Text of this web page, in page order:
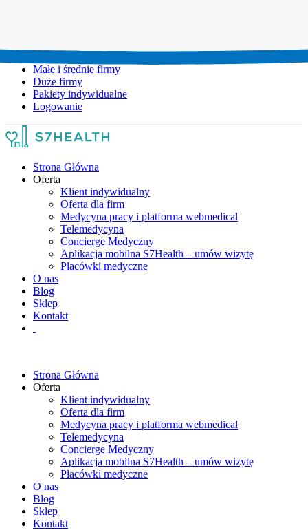
Małe i średnie firmy
Duże firmy
Pakiety indywidualne
Logowanie
Strona Główna
Oferta
Klient indywidualny
Oferta dla firm
Medycyna pracy i platforma webmedical
Telemedycyna
Concierge Medyczny
Aplikacja mobilna S7Health – umów wizytę
Placówki medyczne
O nas
Blog
Sklep
Kontakt
Strona Główna
Oferta
Klient indywidualny
Oferta dla firm
Medycyna pracy i platforma webmedical
Telemedycyna
Concierge Medyczny
Aplikacja mobilna S7Health – umów wizytę
Placówki medyczne
O nas
Blog
Sklep
Kontakt